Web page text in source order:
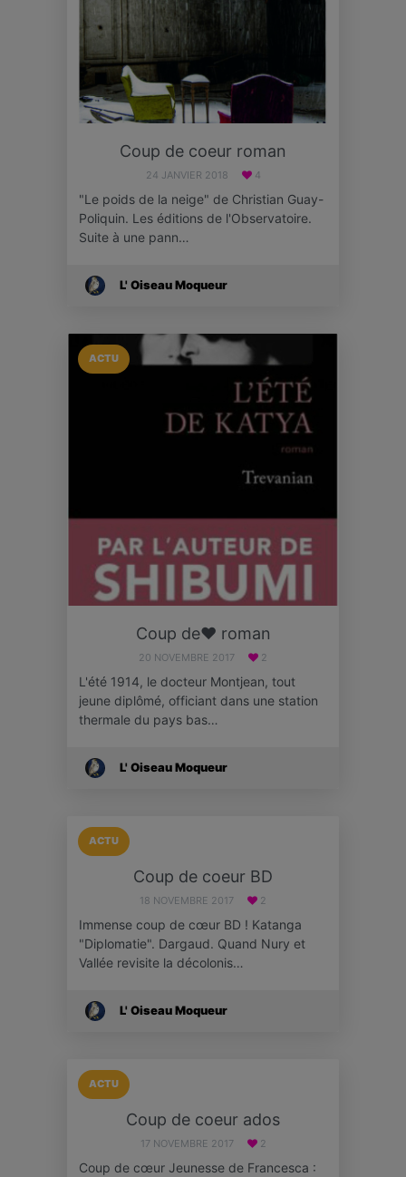
Coup de coeur roman
24 JANVIER 2018 4
"Le poids de la neige" de Christian Guay-
Poliquin. Les éditions de l'Observatoire.
Suite à une pann…
L' Oiseau Moqueur
ACTU
Coup de❤ roman
20 NOVEMBRE 2017 2
L'été 1914, le docteur Montjean, tout
jeune diplômé, officiant dans une station
thermale du pays bas…
L' Oiseau Moqueur
ACTU
Coup de coeur BD
18 NOVEMBRE 2017 2
Immense coup de cœur BD ! Katanga
"Diplomatie". Dargaud. Quand Nury et
Vallée revisite la décolonis…
L' Oiseau Moqueur
ACTU
Coup de coeur ados
17 NOVEMBRE 2017 2
Coup de cœur Jeunesse de Francesca :